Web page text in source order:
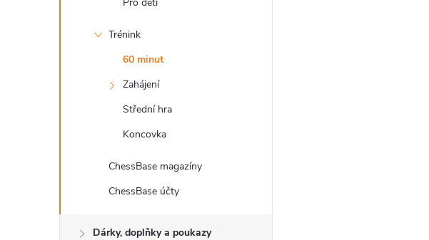
Trénink
60 minut
Zahájení
Střední hra
Koncovka
ChessBase magazíny
ChessBase účty
Dárky, doplňky a poukazy